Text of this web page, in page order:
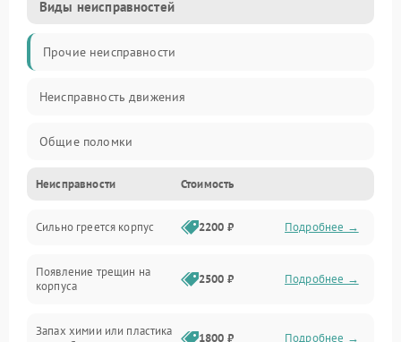
Виды неисправностей
Прочие неисправности
Неисправность движения
Общие поломки
Неисправность датчиков
Неисправность программного обеспечения
Проблемы с сигналом
Неисправности Стоимость
Сильно греется корпус 2200 ₽ Подробнее →
Появление трещин на
корпуса
2500 ₽ Подробнее →
Запах химии или пластика
1800 ₽ Подробнее →